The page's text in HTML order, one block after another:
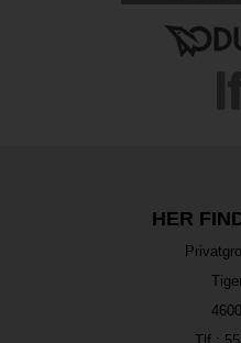
HER
Tlf.: